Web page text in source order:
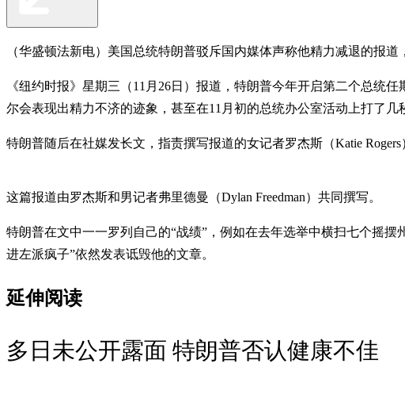
（华盛顿法新电）美国总统特朗普驳斥国内媒体声称他精力减退的报
《纽约时报》星期三（11月26日）报道，特朗普今年开启第二个总统
尔会表现出精力不济的迹象，甚至在11月初的总统办公室活动上打了几
特朗普随后在社媒发长文，指责撰写报道的女记者罗杰斯（Katie
这篇报道由罗杰斯和男记者弗里德曼（Dylan Freedman）共同撰写。
特朗普在文中一一罗列自己的“战绩”，例如在去年选举中横扫七个摇
进左派疯子”依然发表诋毁他的文章。
延伸阅读
多日未公开露面 特朗普否认健康不佳